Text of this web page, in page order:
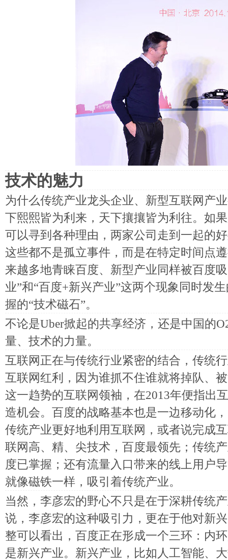
技术的魅力
为什么传统产业龙头企业、新型互联网产
下熙熙皆为利来，天下攘攘皆为利往。如
可以寻到各种理由，两家公司走到一起的
这些都不是孤立事件，而是在特定时间点
来越多地青睐百度、新型产业同样被百度
业”和“百度+新兴产业”这两个现象同时发
握的“技术磁石”。
不论是Uber掀起的共享经济，还是中国的
量、技术的力量。
互联网正在与传统行业紧密的结合，传统
互联网红利，因为谁抓不住谁就将掉队、
这一趋势的互联网领袖，在2013年便指出
造机会。百度的战略基本也是一边移动化
传统产业更好地利用互联网，或者说完成
联网高、精、尖技术，百度最领先；传统
度已掌握；还有流量入口带来的线上用户
就像磁铁一样，吸引着传统产业。
当然，李彦宏的野心不只是在于深耕传统
说，李彦宏的这种吸引力，更在于他对新
整可以看出，百度正在形成一个三环：内
是新兴产业。新兴产业，比如人工智能、